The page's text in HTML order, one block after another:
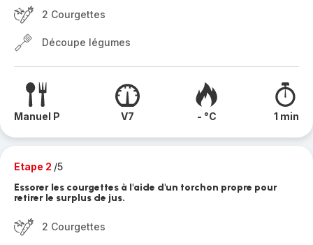
2 Courgettes
Découpe légumes
Manuel P V7 - °C 1 min
Etape 2 /5
Essorer les courgettes à l'aide d'un torchon propre pour
retirer le surplus de jus.
2 Courgettes